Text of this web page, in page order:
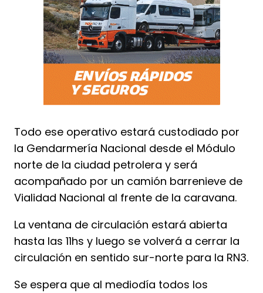
Todo ese operativo estará custodiado por
la Gendarmería Nacional desde el Módulo
norte de la ciudad petrolera y será
acompañado por un camión barrenieve de
Vialidad Nacional al frente de la caravana.
La ventana de circulación estará abierta
hasta las 11hs y luego se volverá a cerrar la
circulación en sentido sur-norte para la RN3.
Se espera que al mediodía todos los